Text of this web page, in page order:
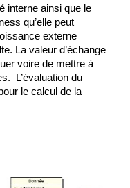
interne ainsi que le
qu’elle peut
externe
La valeur d’échange
voire de mettre à
L’évaluation du
le calcul de la